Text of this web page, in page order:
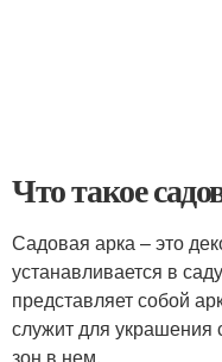
Что такое
Садовая арка – это
устанавливается в
представляет собой
служит для украшения